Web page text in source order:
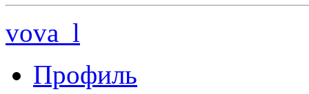
vova_l
Профиль